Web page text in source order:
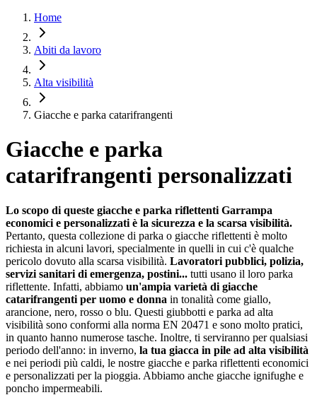
Home
Abiti da lavoro
Alta visibilità
Giacche e parka catarifrangenti
Giacche e parka
catarifrangenti personalizzati
Lo scopo di queste giacche e parka riflettenti Garrampa
economici e personalizzati è la sicurezza e la scarsa visibilità.
Pertanto, questa collezione di parka o giacche riflettenti è molto
richiesta in alcuni lavori, specialmente in quelli in cui c'è qualche
pericolo dovuto alla scarsa visibilità. Lavoratori pubblici, polizia,
servizi sanitari di emergenza, postini... tutti usano il loro parka
riflettente. Infatti, abbiamo un'ampia varietà di giacche
catarifrangenti per uomo e donna in tonalità come giallo,
arancione, nero, rosso o blu. Questi giubbotti e parka ad alta
visibilità sono conformi alla norma EN 20471 e sono molto pratici,
in quanto hanno numerose tasche. Inoltre, ti serviranno per qualsiasi
periodo dell'anno: in inverno, la tua giacca in pile ad alta visibilità
e nei periodi più caldi, le nostre giacche e parka riflettenti economici
e personalizzati per la pioggia. Abbiamo anche giacche ignifughe e
poncho impermeabili.